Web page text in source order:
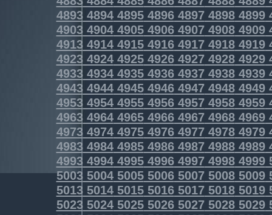
4893489448954896489748984899
4903490449054906490749084909
4913491449154916491749184919
4923492449254926492749284929
4933493449354936493749384939
4943494449454946494749484949
4953495449554956495749584959
4963496449654966496749684969
4973497449754976497749784979
4983498449854986498749884989
4993499449954996499749984999
5003500450055006500750085009
5013501450155016501750185019
5023502450255026502750285029